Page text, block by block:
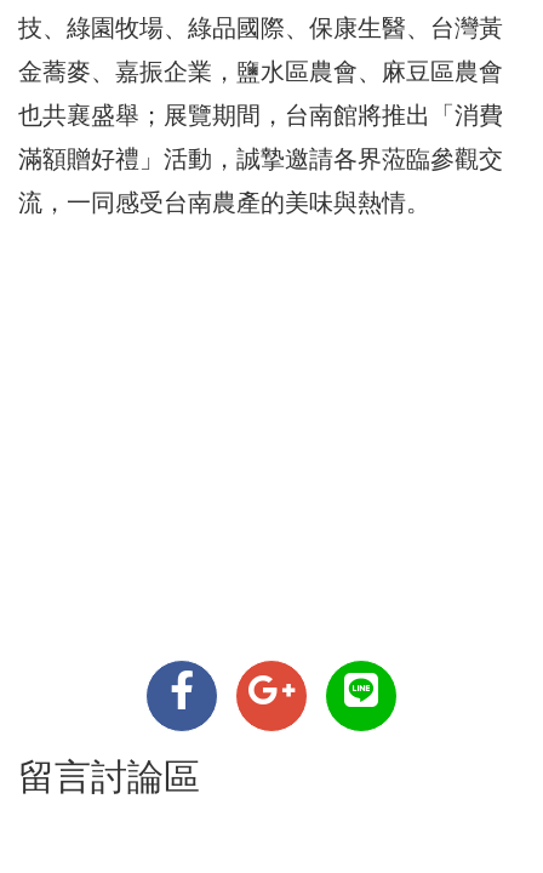
技、綠園牧場、綠品國際、保康生醫、台灣黃
金蕎麥、嘉振企業，鹽水區農會、麻豆區農會
也共襄盛舉；展覽期間，台南館將推出「消費
滿額贈好禮」活動，誠摯邀請各界蒞臨參觀交
流，一同感受台南農產的美味與熱情。
留言討論區